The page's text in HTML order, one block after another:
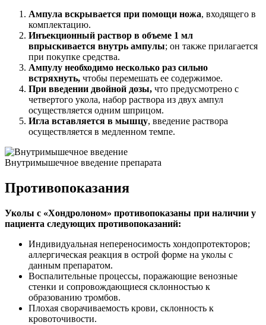
Ампула вскрывается при помощи ножа, входящего в
комплектацию.
Инъекционный раствор в объеме 1 мл
впрыскивается внутрь ампулы; он также прилагается
при покупке средства.
Ампулу необходимо несколько раз сильно
встряхнуть, чтобы перемешать ее содержимое.
При введении двойной дозы, что предусмотрено с
четвертого укола, набор раствора из двух ампул
осуществляется одним шприцом.
Игла вставляется в мышцу, введение раствора
осуществляется в медленном темпе.
Внутримышечное введение препарата
Противопоказания
Уколы с «Хондролоном» противопоказаны при наличии у
пациента следующих противопоказаний:
Индивидуальная непереносимость хондопротекторов;
аллергическая реакция в острой форме на уколы с
данным препаратом.
Воспалительные процессы, поражающие венозные
стенки и сопровождающиеся склонностью к
образованию тромбов.
Плохая сворачиваемость крови, склонность к
кровоточивости.